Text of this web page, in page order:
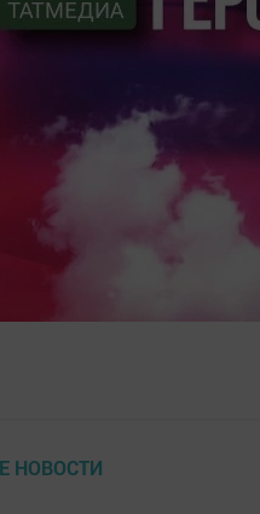
НОВОСТИ